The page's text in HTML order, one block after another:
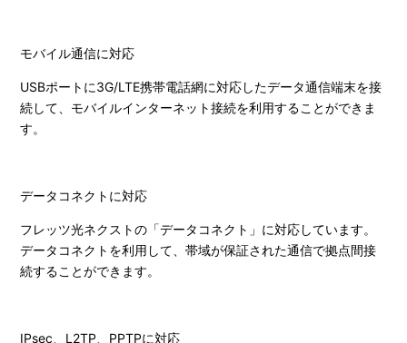
モバイル通信に対応
USBポートに3G/LTE携帯電話網に対応したデータ通信端末を接
続して、モバイルインターネット接続を利用することができま
す。
データコネクトに対応
フレッツ光ネクストの「データコネクト」に対応しています。
データコネクトを利用して、帯域が保証された通信で拠点間接
続することができます。
IPsec、L2TP、PPTPに対応